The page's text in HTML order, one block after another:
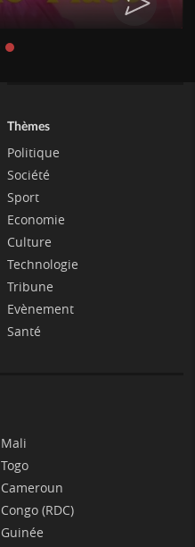
Thèmes
Politique
Société
Sport
Economie
Culture
Technologie
Tribune
Evènement
Santé
Mali
Togo
Cameroun
Congo (RDC)
Guinée